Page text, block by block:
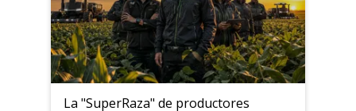
La "SuperRaza" de productores